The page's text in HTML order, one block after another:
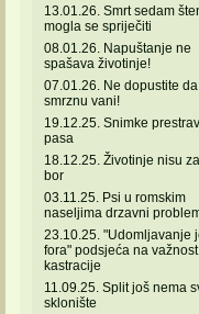
13.01.26. Smrt sedam
mogla se spriječiti
08.01.26. Napuštanje ne
spašava životinje!
07.01.26. Ne dopustite
smrznu vani!
19.12.25. Snimke
pasa
18.12.25. Životinje nisu
bor
03.11.25. Psi u romskim
naseljima drzavni
23.10.25. "Udomljavanje
fora" podsjeća na važnost
kastracije
11.09.25. Split još nema
sklonište